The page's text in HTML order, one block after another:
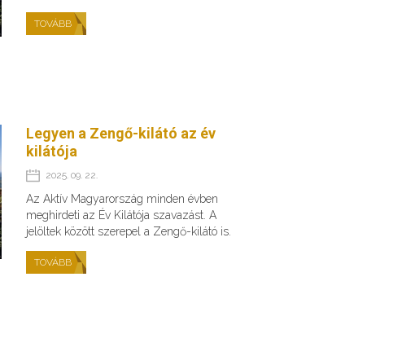
TOVÁBB
Legyen a Zengő-kilátó az év
kilátója
2025. 09. 22.
Az Aktív Magyarország minden évben
meghirdeti az Év Kilátója szavazást. A
jelöltek között szerepel a Zengő-kilátó is.
TOVÁBB